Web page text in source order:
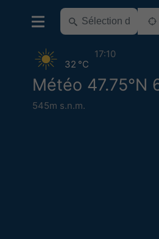
Météo 47.75°N
545m s.n.m.
32 °C
17:10